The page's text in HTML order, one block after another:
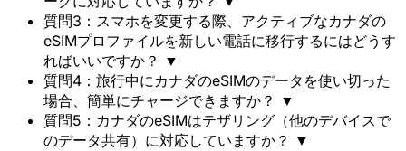
質問3：スマホを変更する際、アクティブなカナダの
eSIMプロファイルを新しい電話に移行するにはどうす
ればいいですか？ ▼
質問4：旅行中にカナダのeSIMのデータを使い切った
場合、簡単にチャージできますか？ ▼
質問5：カナダのeSIMはテザリング（他のデバイスで
のデータ共有）に対応していますか？ ▼